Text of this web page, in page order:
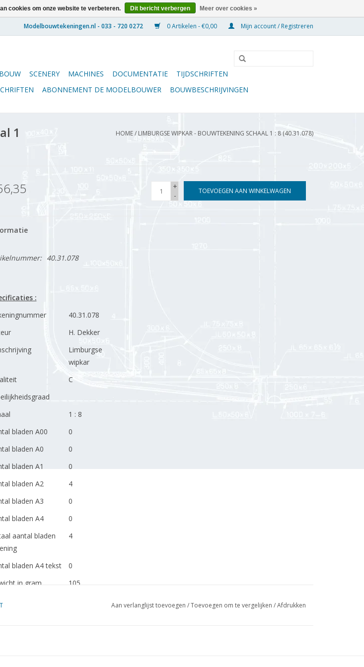
0 Artikelen - €0,00 Mijn account / Registreren
SCENERY MACHINES DOCUMENTATIE
TIJDSCHRIFTEN
ABONNEMENT DE MODELBOUWER BOUWBESCHRIJVINGEN
1
HOME/ LIMBURGSE WIPKAR - BOUWTEKENING SCHAAL 1 : 8 (40.31.078)
+
-
TOEVOEGEN AAN WINKELWAGEN
40.31.078
:
40.31.078
H. Dekker
Limburgse
wipkar
C
1 : 8
bladen A00
0
bladen A0
0
bladen A1
0
bladen A2
4
bladen A3
0
bladen A4
0
aantal bladen
4
bladen A4 tekst
0
in gram
105
Aan verlanglijst toevoegen /Toevoegen om te vergelijken /Afdrukken
cookies om onze website te verbeteren. Dit bericht verbergen Meer over cookies »